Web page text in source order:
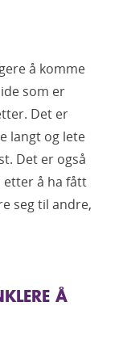
å komme
som er
Det er
langt og lete
Det er også
etter å ha fått
seg til andre,
Å